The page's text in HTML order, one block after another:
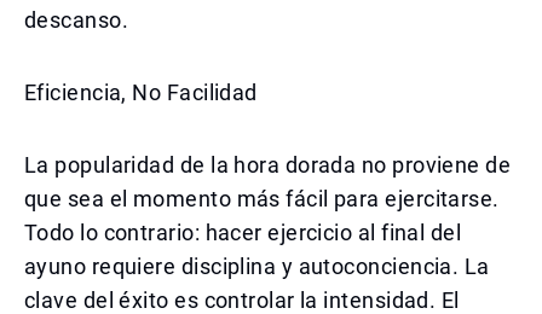
descanso.
Eficiencia, No Facilidad
La popularidad de la hora dorada no proviene de
que sea el momento más fácil para ejercitarse.
Todo lo contrario: hacer ejercicio al final del
ayuno requiere disciplina y autoconciencia. La
clave del éxito es controlar la intensidad. El